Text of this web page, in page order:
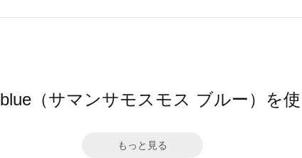
（サマンサモスモス ブルー）を
もっと見る